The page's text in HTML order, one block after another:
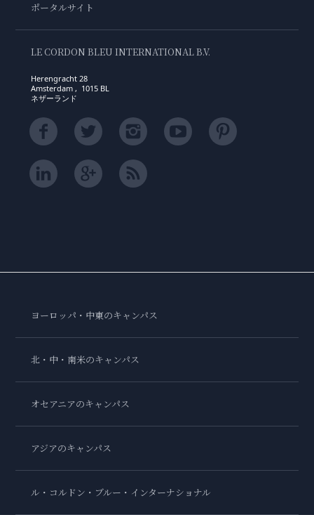
ポータルサイト
LE CORDON BLEU INTERNATIONAL B.V.
Herengracht 28
Amsterdam , 1015 BL
ネザーランド
ヨーロッパ・中東のキャンパス
北・中・南米のキャンパス
オセアニアのキャンパス
アジアのキャンパス
ル・コルドン・ブルー・インターナショナル